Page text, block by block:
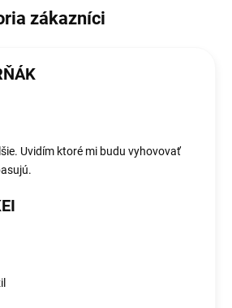
Uvidím ktoré mi budu vyhovovať